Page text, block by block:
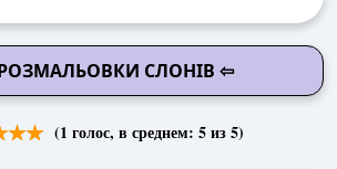
СЛОНІВ ⇦
(1 голос, в среднем: 5из 5)